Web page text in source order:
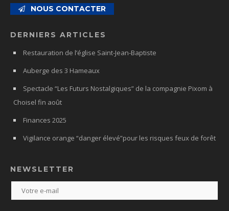
NOUS CONTACTER
DERNIERS ARTICLES
Restauration de l’église Saint-Jean-Baptiste
Auberge des 3 Hameaux
Spectacle “Les Futurs Nostalgiques” de la compagnie Pixom à
Choisel fin août
Finances 2025
Vigilance orange “danger élevé”pour les risques feux de forêt
NEWSLETTER